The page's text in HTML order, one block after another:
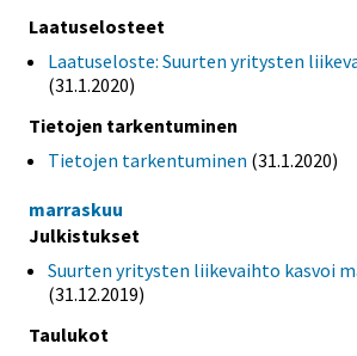
Laatuselosteet
Laatuseloste: Suurten yritysten
(31.1.2020)
Tietojen tarkentuminen
Tietojen tarkentuminen (31.1.2020)
marraskuu
Julkistukset
Suurten yritysten liikevaihto kasvoi
(31.12.2019)
Taulukot